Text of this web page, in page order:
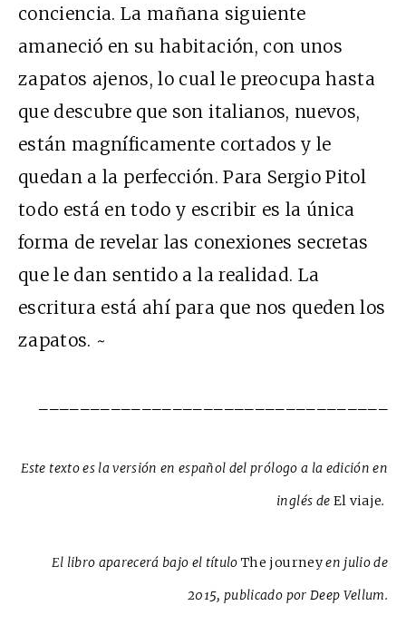
conciencia. La mañana siguiente
amaneció en su habitación, con unos
zapatos ajenos, lo cual le preocupa hasta
que descubre que son italianos, nuevos,
están magníficamente cortados y le
quedan a la perfección. Para Sergio Pitol
todo está en todo y escribir es la única
forma de revelar las conexiones secretas
que le dan sentido a la realidad. La
escritura está ahí para que nos queden los
zapatos. ~
Este texto es la versión en español del prólogo a la edición en
inglés de El viaje.
El libro aparecerá bajo el títuloThe journeyen julio de
2015, publicado por Deep Vellum.